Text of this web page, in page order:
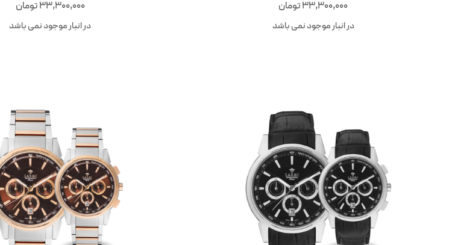
33,300,000تومان
در انبار موجود نمی باشد
33,300,000تومان
در انبار موجود نمی باشد